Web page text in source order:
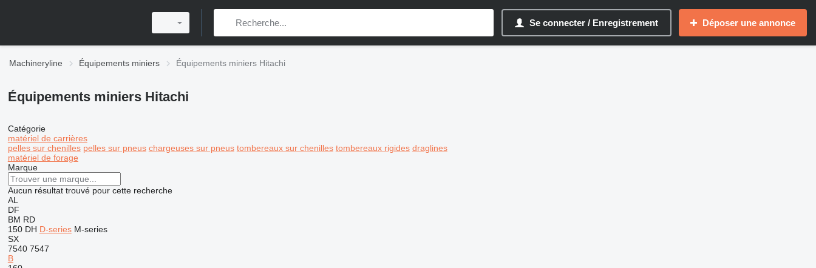
Se connecter / Enregistrement Déposer une annonce
Machineryline Équipements miniers Équipements miniers Hitachi
Équipements miniers Hitachi
Catégorie
matériel de carrières
pelles sur chenilles pelles sur pneus chargeuses sur pneus tombereaux sur chenilles tombereaux rigides draglines
matériel de forage
Marque
Aucun résultat trouvé pour cette recherche
AL
DF
BM RD
150 DH D-series M-series
SX
7540 7547
B